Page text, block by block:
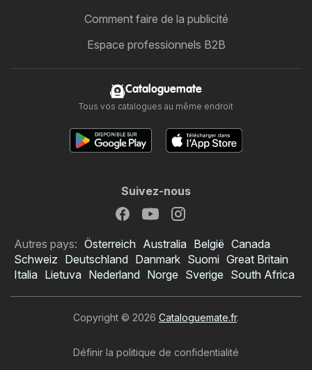
Comment faire de la publicité
Espace professionnels B2B
Cataloguemate
Tous vos catalogues au même endroit
Suivez-nous
Autres pays: Österreich Australia België Canada
Schweiz Deutschland Danmark Suomi Great Britain
Italia Lietuva Nederland Norge Sverige South Africa
Copyright © 2026 Cataloguemate.fr.
Définir la politique de confidentialité